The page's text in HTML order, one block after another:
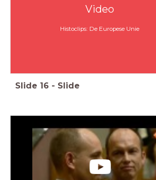
Video
Histoclips: De Europese Unie
Slide 16 - Slide